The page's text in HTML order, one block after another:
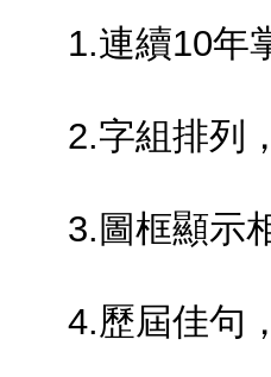
1.連續10年掌
2.字組排列
3.圖框顯示相
4.歷屆佳句